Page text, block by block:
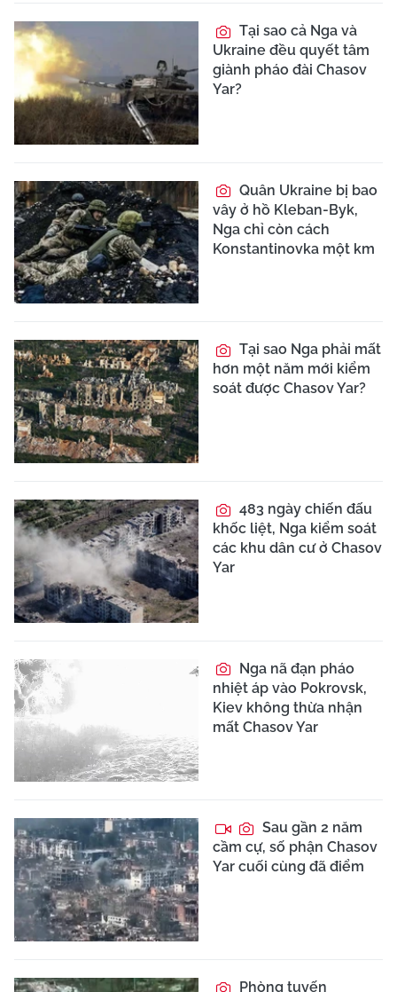
Tại sao cả Nga và
Ukraine đều quyết tâm
giành pháo đài Chasov
Yar?
Quân Ukraine bị bao
vây ở hồ Kleban-Byk,
Nga chỉ còn cách
Konstantinovka một km
Tại sao Nga phải mất
hơn một năm mới kiểm
soát được Chasov Yar?
483 ngày chiến đấu
khốc liệt, Nga kiểm soát
các khu dân cư ở Chasov
Yar
Nga nã đạn pháo
nhiệt áp vào Pokrovsk,
Kiev không thừa nhận
mất Chasov Yar
Sau gần 2 năm
cầm cự, số phận Chasov
Yar cuối cùng đã điểm
Phòng tuyến